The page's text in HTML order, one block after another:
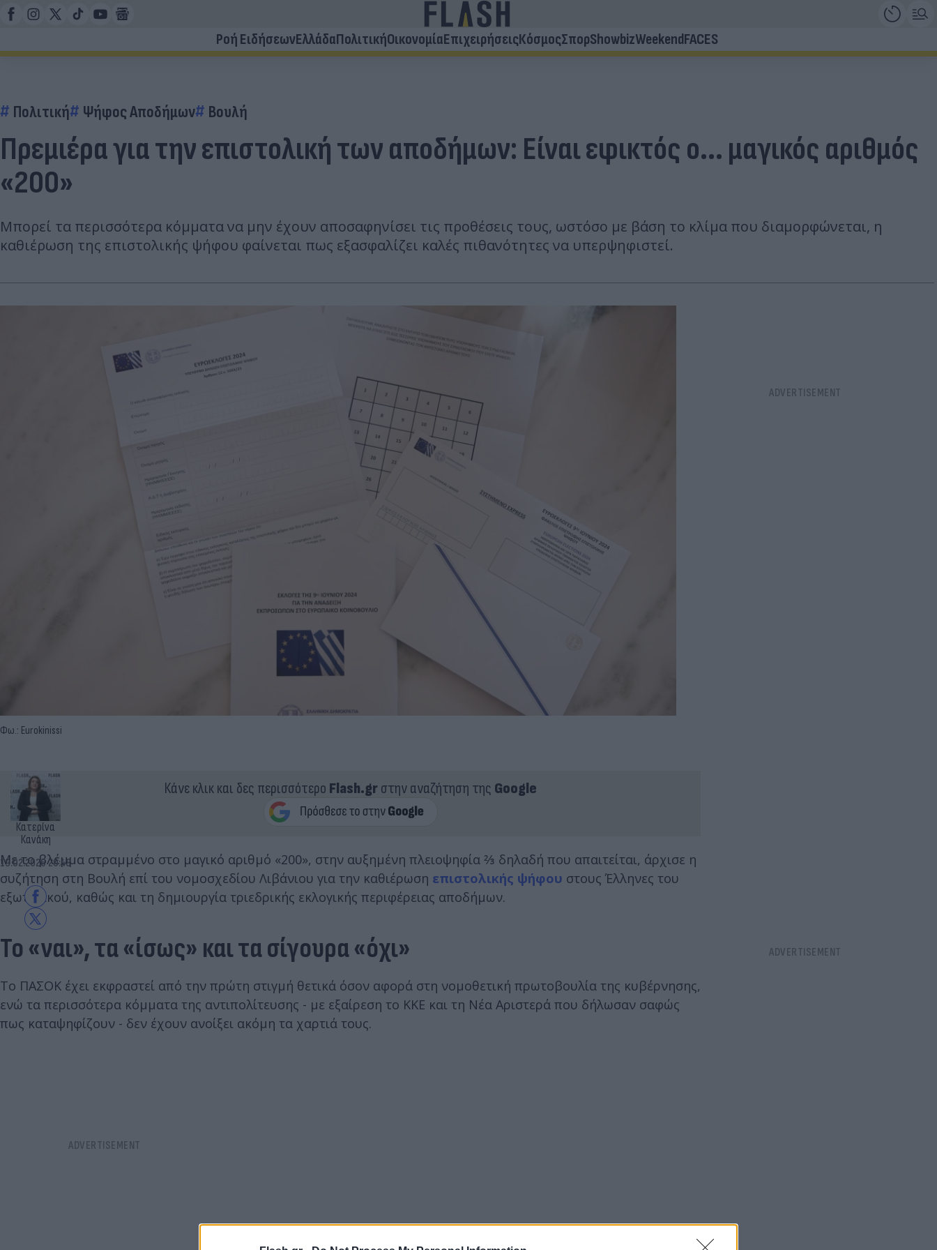
Ροή ΕιδήσεωνΕλλάδαΠολιτικήΟικονομίαΕπιχειρήσειςΚόσμοςΣπορShowbizWeekendFACES
Πολιτική Ψήφος Αποδήμων Βουλή
Πρεμιέρα για την επιστολική των αποδήμων: Είναι εφικτός ο... μαγικός αριθμός
«200»
Μπορεί τα περισσότερα κόμματα να μην έχουν αποσαφηνίσει τις προθέσεις τους, ωστόσο με βάση το κλίμα που διαμορφώνεται, η
καθιέρωση της επιστολικής ψήφου φαίνεται πως εξασφαλίζει καλές πιθανότητες να υπερψηφιστεί.
Φω.: Eurokinissi
Κατερίνα
Κανάκη
19.02.2026 20:48
Κάνε κλικ και δες περισσότερο Flash.grστην αναζήτηση της Google
Με το βλέμμα στραμμένο στο μαγικό αριθμό «200», στην αυξημένη πλειοψηφία ⅔ δηλαδή που απαιτείται, άρχισε η
συζήτηση στη Βουλή επί του νομοσχεδίου Λιβάνιου για την καθιέρωση επιστολικής ψήφου στους Έλληνες του
εξωτερικού, καθώς και τη δημιουργία τριεδρικής εκλογικής περιφέρειας αποδήμων.
Το «ναι», τα «ίσως» και τα σίγουρα «όχι»
Το ΠΑΣΟΚ έχει εκφραστεί από την πρώτη στιγμή θετικά όσον αφορά στη νομοθετική πρωτοβουλία της κυβέρνησης,
ενώ τα περισσότερα κόμματα της αντιπολίτευσης - με εξαίρεση το ΚΚΕ και τη Νέα Αριστερά που δήλωσαν σαφώς
πως καταψηφίζουν - δεν έχουν ανοίξει ακόμη τα χαρτιά τους.